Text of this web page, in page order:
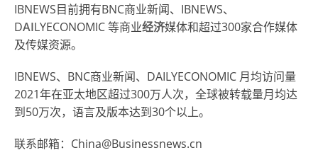
IBNEWS目前拥有BNC商业新闻、IBNEWS、
DAILYECONOMIC 等商业经济媒体和超过300家合作媒体
及传媒资源。
IBNEWS、BNC商业新闻、DAILYECONOMIC 月均访问量
2021年在亚太地区超过300万人次，全球被转载量月均达
到50万次，语言及版本达到30个以上。
联系邮箱：China@Businessnews.cn